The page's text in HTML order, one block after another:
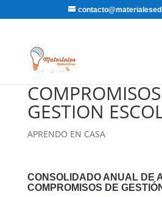
GESTION
APRENDO EN CASA
CONSOLIDADO ANUAL DE
COMPROMISOS DE